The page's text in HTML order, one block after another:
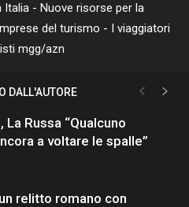
- Nuove risorse per la
del turismo - I viaggiatori
mgg/azn
DALL'AUTORE
La Russa “Qualcuno
a voltare le spalle”
relitto romano con